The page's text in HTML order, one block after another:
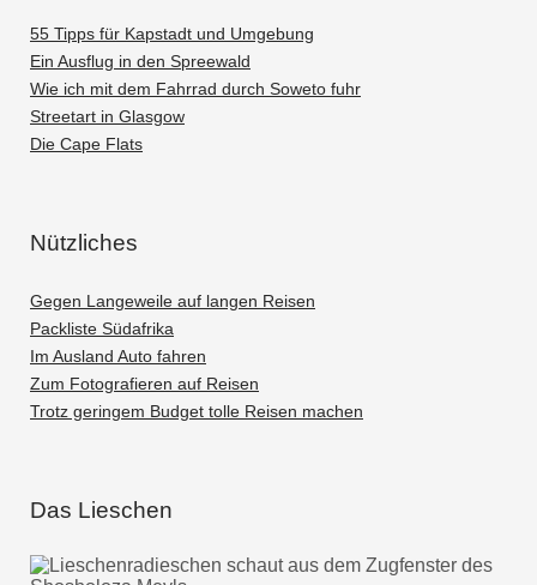
55 Tipps für Kapstadt und Umgebung
Ein Ausflug in den Spreewald
Wie ich mit dem Fahrrad durch Soweto fuhr
Streetart in Glasgow
Die Cape Flats
Nützliches
Gegen Langeweile auf langen Reisen
Packliste Südafrika
Im Ausland Auto fahren
Zum Fotografieren auf Reisen
Trotz geringem Budget tolle Reisen machen
Das Lieschen